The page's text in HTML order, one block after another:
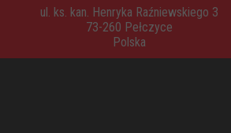
ul. ks. kan. Henryka Raźniewskiego 3
73-260 Pełczyce
Polska